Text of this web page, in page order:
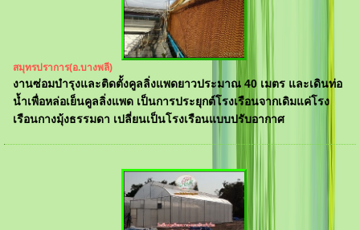
สมุทรปราการ(อ.บางพลี)
งานซ่อมบำรุงและติดตั้งคูลลิ่งแพดยาวประมาณ 40 เมตร และเดินท่อ
น้ำเพื่อหล่อเย็นคูลลิ่งแพด เป็นการประยุกต์โรงเรือนจากเดิมแค่โรง
เรือนกางมุ้งธรรมดา เปลี่ยนเป็นโรงเรือนแบบปรับอากาศ